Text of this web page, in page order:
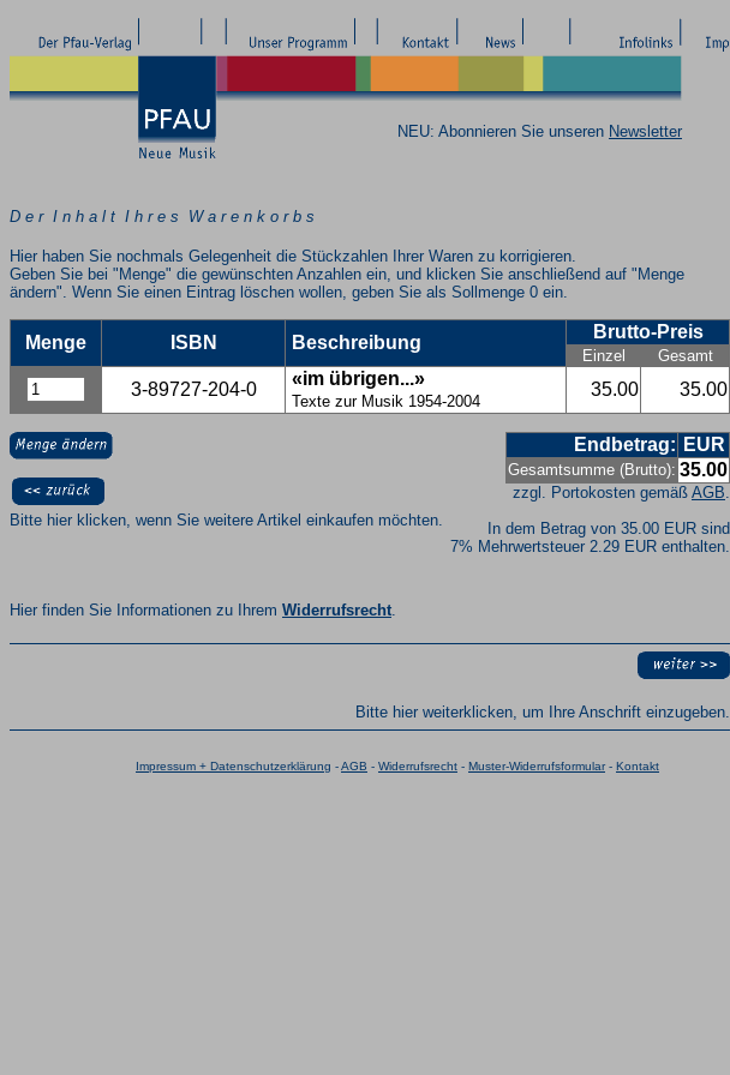
NEU: Abonnieren Sie unseren Newsletter
D e r I n h a l t I h r e s W a r e n k o r b s
Hier haben Sie nochmals Gelegenheit die Stückzahlen Ihrer Waren zu korrigieren.
Geben Sie bei "Menge" die gewünschten Anzahlen ein, und klicken Sie anschließend auf "Menge
ändern". Wenn Sie einen Eintrag löschen wollen, geben Sie als Sollmenge 0 ein.
Menge ISBN Beschreibung
Brutto-Preis
Einzel Gesamt
3-89727-204-0
«im übrigen...»
Texte zur Musik 1954-2004
35.00 35.00
Endbetrag: EUR
Gesamtsumme (Brutto): 35.00
zzgl. Portokosten gemäß AGB.
In dem Betrag von 35.00 EUR sind
7% Mehrwertsteuer 2.29 EUR enthalten.
Bitte hier klicken, wenn Sie weitere Artikel einkaufen möchten.
Hier finden Sie Informationen zu Ihrem Widerrufsrecht.
Bitte hier weiterklicken, um Ihre Anschrift einzugeben.
Impressum + Datenschutzerklärung -AGB - Widerrufsrecht - Muster-Widerrufsformular- Kontakt